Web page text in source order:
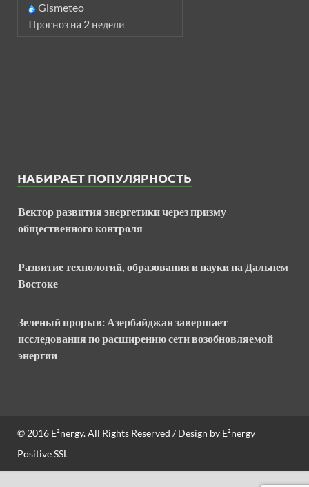
Gismeteo
Прогноз на 2 недели
НАБИРАЕТ ПОПУЛЯРНОСТЬ
Вектор развития энергетики через призму
общественного контроля
Развитие технологий, образования и науки на Дальнем
Востоке
Зеленый прорыв: Азербайджан завершает
исследования по расширению сети возобновляемой
энергии
© 2016 E²nergy. All Rights Reserved / Design by E²nergy
Positive SSL